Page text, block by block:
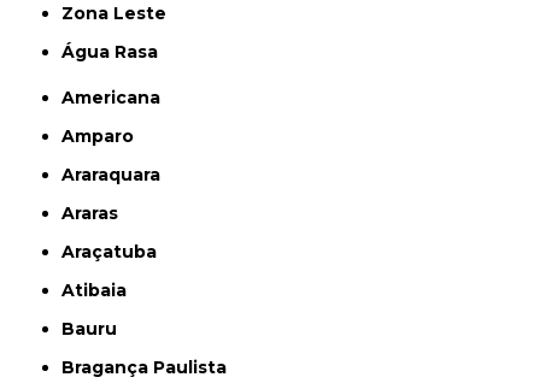
Zona Leste
Água Rasa
Americana
Amparo
Araraquara
Araras
Araçatuba
Atibaia
Bauru
Bragança Paulista